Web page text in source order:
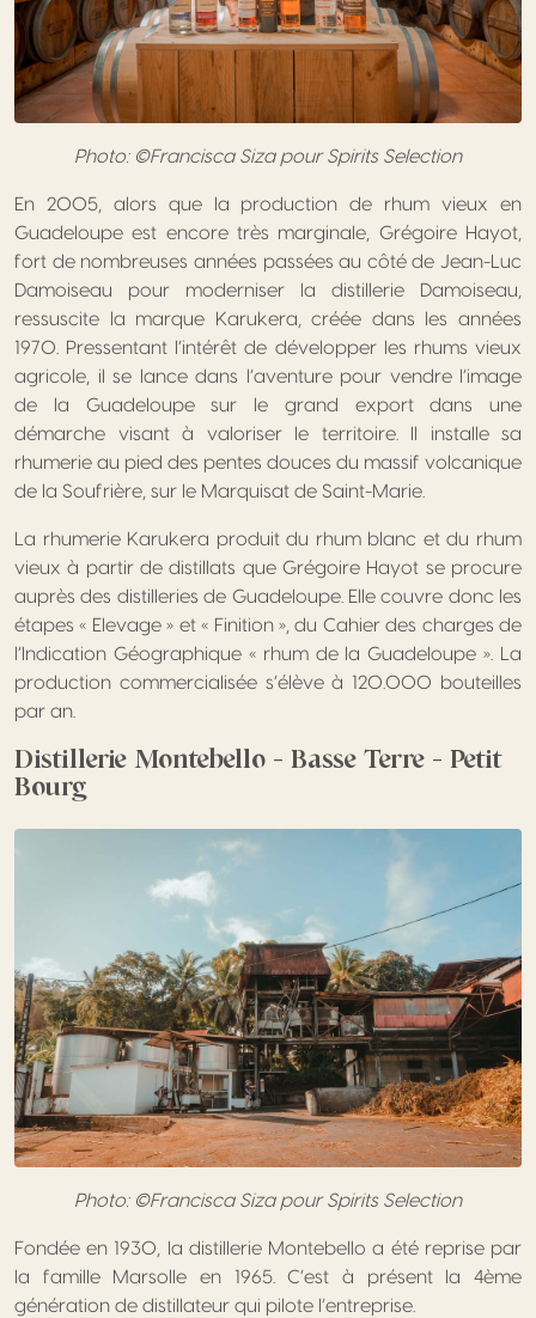
Photo: ©Francisca Siza pour Spirits Selection
En 2005, alors que la production de rhum vieux en
Guadeloupe est encore très marginale, Grégoire Hayot,
fort de nombreuses années passées au côté de Jean-Luc
Damoiseau pour moderniser la distillerie Damoiseau,
ressuscite la marque Karukera, créée dans les années
1970. Pressentant l’intérêt de développer les rhums vieux
agricole, il se lance dans l’aventure pour vendre l’image
de la Guadeloupe sur le grand export dans une
démarche visant à valoriser le territoire. Il installe sa
rhumerie au pied des pentes douces du massif volcanique
de la Soufrière, sur le Marquisat de Saint-Marie.
La rhumerie Karukera produit du rhum blanc et du rhum
vieux à partir de distillats que Grégoire Hayot se procure
auprès des distilleries de Guadeloupe. Elle couvre donc les
étapes « Elevage » et « Finition », du Cahier des charges de
l’Indication Géographique « rhum de la Guadeloupe ». La
production commercialisée s’élève à 120.000 bouteilles
par an.
Distillerie Montebello – Basse Terre – Petit
Bourg
Photo: ©Francisca Siza pour Spirits Selection
Fondée en 1930, la distillerie Montebello a été reprise par
la famille Marsolle en 1965. C’est à présent la 4ème
génération de distillateur qui pilote l’entreprise.